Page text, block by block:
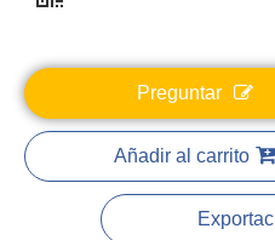
Preguntar
Añadir al carrito